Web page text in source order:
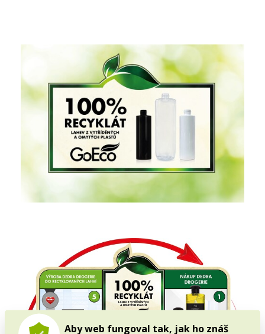
Aby web fungoval tak, jak ho znáš